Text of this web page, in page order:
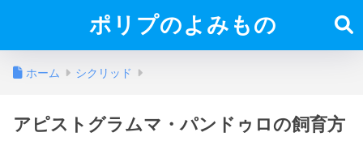
ポリプのよみもの
ホーム シクリッド
アピストグラムマ・パンドゥロの飼育方